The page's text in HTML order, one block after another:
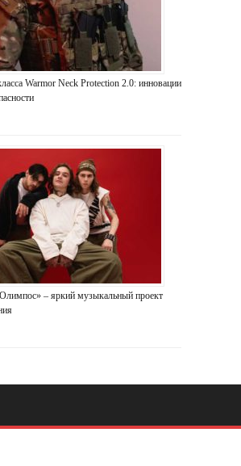
Warmor Neck Protection 2.0: инновации
– яркий музыкальный проект